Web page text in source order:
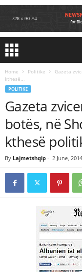
Home Politike
Gazeta
kthesë...
POLITIKE
Gazeta
botës, në
kthesë
By Lajmetshqip - 2 June, 2014